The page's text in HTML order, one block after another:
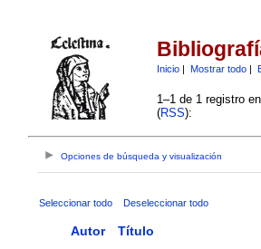
Inicio| Mostrar todo|
1–1 de 1 registro
(RSS):
Opciones de búsqueda y visualización
Seleccionar todo Deseleccionar todo
Autor Título